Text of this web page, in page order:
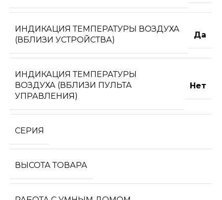
ИНДИКАЦИЯ ТЕМПЕРАТУРЫ ВОЗДУХА
(ВБЛИЗИ УСТРОЙСТВА)
Да
ИНДИКАЦИЯ ТЕМПЕРАТУРЫ
ВОЗДУХА (ВБЛИЗИ ПУЛЬТА
УПРАВЛЕНИЯ)
Нет
СЕРИЯ
ВЫСОТА ТОВАРА